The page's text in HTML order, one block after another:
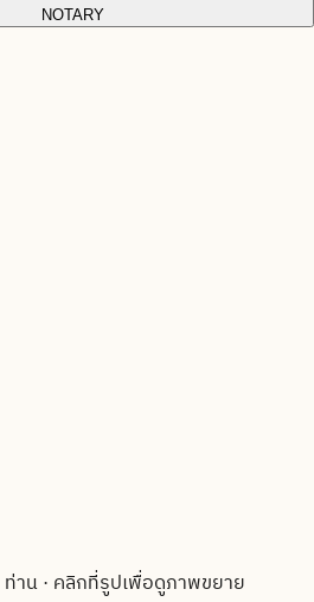
NOTARY
าน· คลิกที่รูปเพื่อดูภาพขยาย